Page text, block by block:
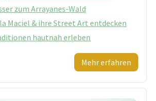
zum Arrayanes-Wald
Maciel & ihre Street Art entdecken
hautnah erleben
Mehr erfahren